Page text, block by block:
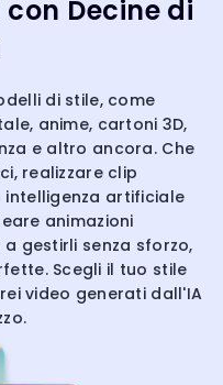
Decine di
di stile, come
anime, cartoni 3D,
e altro ancora. Che
realizzare clip
intelligenza artificiale
animazioni
gestirli senza sforzo,
Scegli il tuo stile
video generati dall'IA